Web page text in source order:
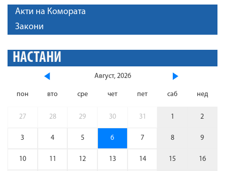
Акти на Комората
Закони
НАСТАНИ
Август, 2026
пон вто сре чет пет саб нед
27 28 29 30 31 1 2
3 4 5 6 7 8 9
10 11 12 13 14 15 16